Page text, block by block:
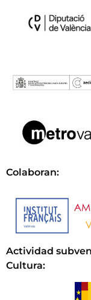
Colaboran:
Actividad
Cultura: